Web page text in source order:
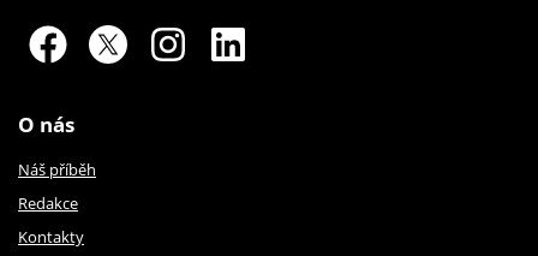
O nás
Náš příběh
Redakce
Kontakty